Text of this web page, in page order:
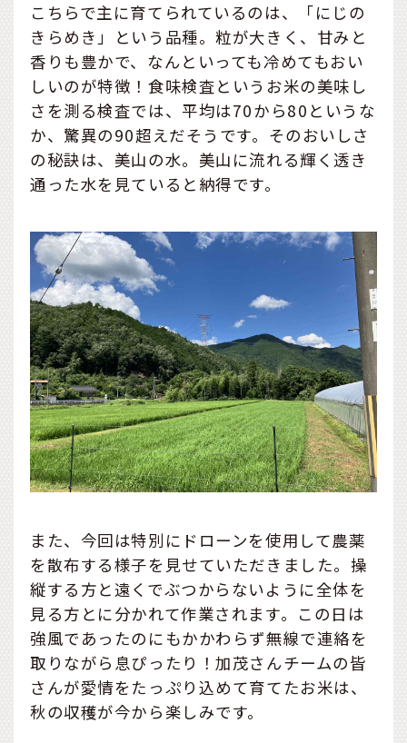
こちらで主に育てられているのは、「にじの
きらめき」という品種。粒が大きく、甘みと
香りも豊かで、なんといっても冷めてもおい
しいのが特徴！食味検査というお米の美味し
さを測る検査では、平均は70から80というな
か、驚異の90超えだそうです。そのおいしさ
の秘訣は、美山の水。美山に流れる輝く透き
通った水を見ていると納得です。
また、今回は特別にドローンを使用して農薬
を散布する様子を見せていただきました。操
縦する方と遠くでぶつからないように全体を
見る方とに分かれて作業されます。この日は
強風であったのにもかかわらず無線で連絡を
取りながら息ぴったり！加茂さんチームの皆
さんが愛情をたっぷり込めて育てたお米は、
秋の収穫が今から楽しみです。